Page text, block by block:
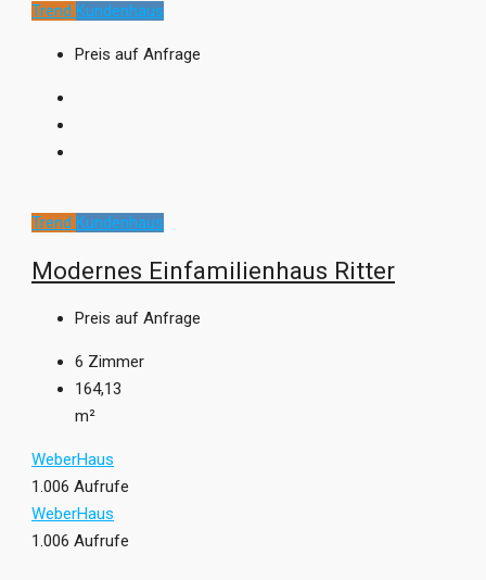
Trend Kundenhaus
Preis auf Anfrage
Trend Kundenhaus
Modernes Einfamilienhaus Ritter
Preis auf Anfrage
6 Zimmer
164,13
m²
WeberHaus
1.006 Aufrufe
WeberHaus
1.006 Aufrufe